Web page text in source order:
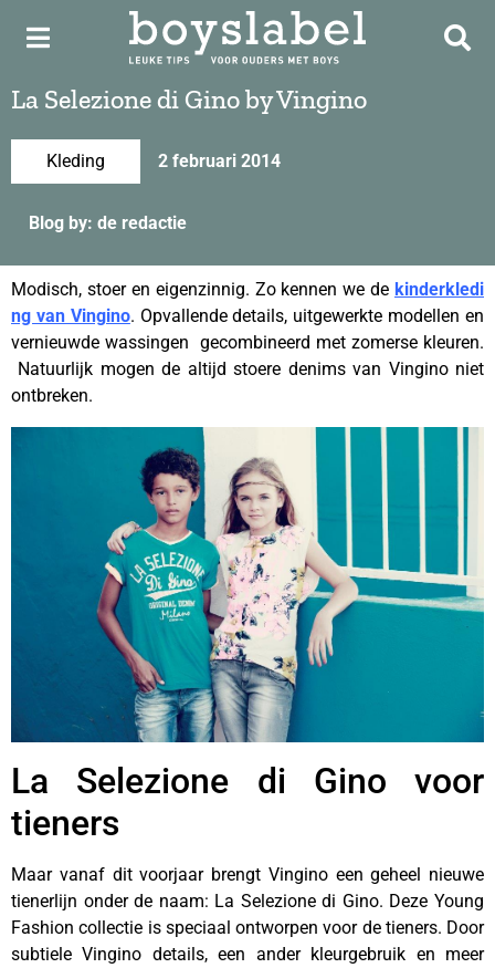
La Selezione di Gino by Vingino
Kleding 2 februari 2014
Blog by: de redactie
Modisch, stoer en eigenzinnig. Zo kennen we de kinderkledi
ng van Vingino. Opvallende details, uitgewerkte modellen en
vernieuwde wassingen gecombineerd met zomerse kleuren.
Natuurlijk mogen de altijd stoere denims van Vingino niet
ontbreken.
La Selezione di Gino voor
tieners
Maar vanaf dit voorjaar brengt Vingino een geheel nieuwe
tienerlijn onder de naam: La Selezione di Gino. Deze Young
Fashion collectie is speciaal ontworpen voor de tieners. Door
subtiele Vingino details, een ander kleurgebruik en meer